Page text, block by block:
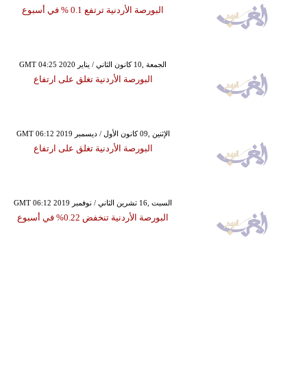
البورصة الأردنية ترتفع 0.1 % في أسبوع
GMT 04:25 2020 الجمعة ,10 كانون الثاني / يناير
البورصة الأردنية تغلق على ارتفاع
GMT 06:12 2019 الإثنين ,09 كانون الأول / ديسمبر
البورصة الأردنية تغلق على ارتفاع
GMT 06:12 2019 السبت ,16 تشرين الثاني / نوفمبر
البورصة الأردنية تنخفض 0.22% في أسبوع